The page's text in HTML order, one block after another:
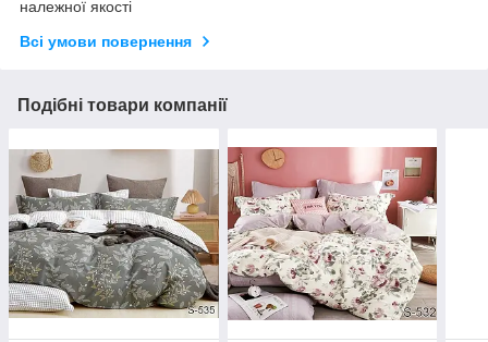
належної якості
Всі умови повернення
Подібні товари компанії